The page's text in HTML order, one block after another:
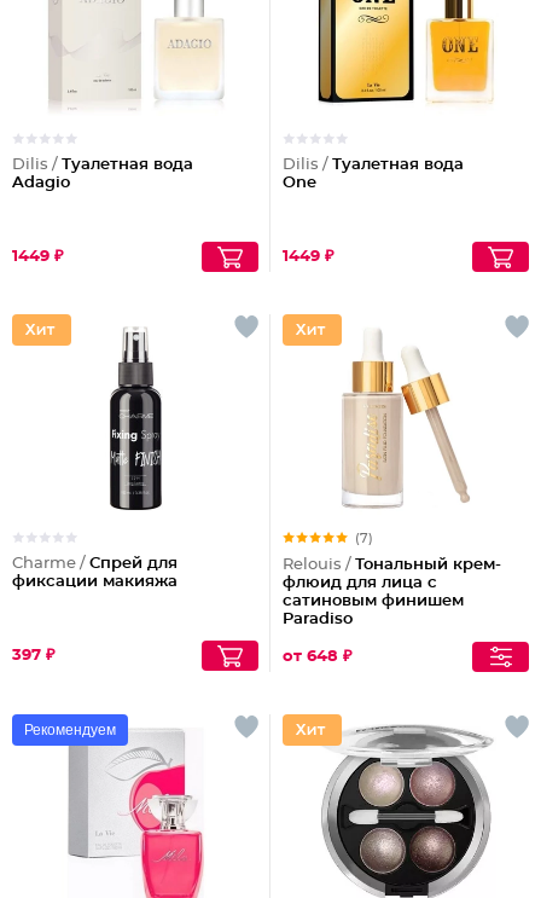
Dilis / Туалетная вода
Adagio
1449 ₽
Dilis / Туалетная вода
One
1449 ₽
Charme / Спрей для
фиксации макияжа
397 ₽
(7)
Relouis / Тональный крем-
флюид для лица c
сатиновым финишем
Paradiso
от 648 ₽
Рекомендуем